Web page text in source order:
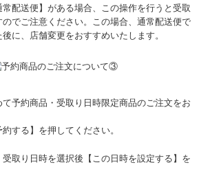
配送便】がある場合、この操作を行うと受取
のでご注意ください。この場合、通常配送便で
に、店舗変更をおすすめいたします。
予約商品・受取り日時限定商品のご注文をお
する】を押してください。
取り日時を選択後【この日時を設定する】を